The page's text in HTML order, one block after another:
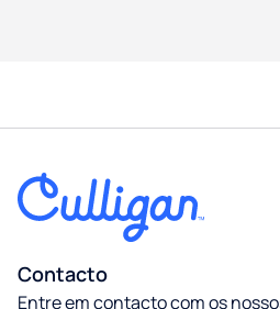
Contacto
Entre em contacto com os